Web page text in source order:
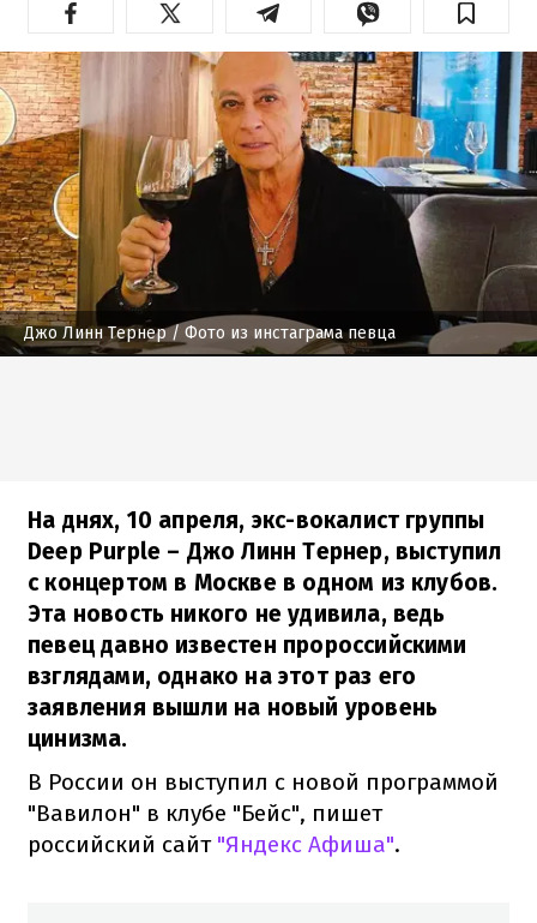
Джо Линн Тернер/ Фото из инстаграма певца
На днях, 10 апреля, экс-вокалист группы
Deep Purple – Джо Линн Тернер, выступил
с концертом в Москве в одном из клубов.
Эта новость никого не удивила, ведь
певец давно известен пророссийскими
взглядами, однако на этот раз его
заявления вышли на новый уровень
цинизма.
В России он выступил с новой программой
"Вавилон" в клубе "Бейс", пишет
российский сайт "Яндекс Афиша".